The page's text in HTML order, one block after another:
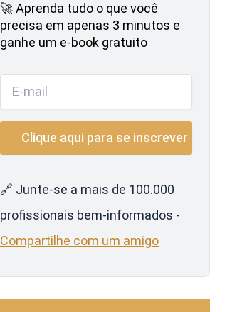
🚀 Aprenda tudo o que você
precisa em apenas 3 minutos e
ganhe um e-book gratuito
🔗 Junte-se a mais de 100.000
profissionais bem-informados -
Compartilhe com um amigo